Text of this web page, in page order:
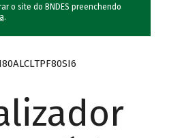
o site do BNDES preenchendo
.